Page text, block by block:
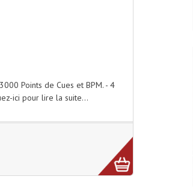
Points de Cues et BPM. - 4
ici pour lire la suite...